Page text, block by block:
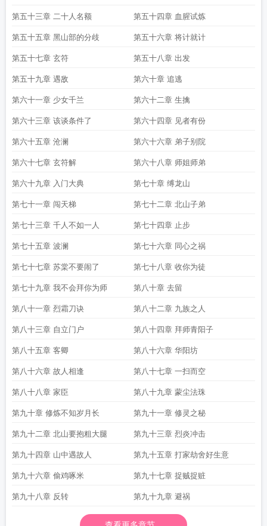
第五十三章 二十人名额 第五十四章 血腥试炼
第五十五章 黑山部的分歧 第五十六章 将计就计
第五十七章 玄符 第五十八章 出发
第五十九章 遇敌 第六十章 追逃
第六十一章 少女千兰 第六十二章 生擒
第六十三章 该谈条件了 第六十四章 见者有份
第六十五章 沧澜 第六十六章 弟子别院
第六十七章 玄符解 第六十八章 师姐师弟
第六十九章 入门大典 第七十章 缚龙山
第七十一章 闯天梯 第七十二章 北山子弟
第七十三章 千人不如一人 第七十四章 止步
第七十五章 波澜 第七十六章 同心之祸
第七十七章 苏棠不要闹了 第七十八章 收你为徒
第七十九章 我不会拜你为师 第八十章 去留
第八十一章 烈霜刀诀 第八十二章 九族之人
第八十三章 自立门户 第八十四章 拜师青阳子
第八十五章 客卿 第八十六章 华阳坊
第八十六章 故人相逢 第八十七章 一扫而空
第八十八章 家臣 第八十九章 蒙尘法珠
第九十章 修炼不知岁月长 第九十一章 修灵之秘
第九十二章 北山要抱粗大腿 第九十三章 烈炎冲击
第九十四章 山中遇故人 第九十五章 打家劫舍好生意
第九十六章 偷鸡啄米 第九十七章 捉贼捉赃
第九十八章 反转 第九十九章 避祸